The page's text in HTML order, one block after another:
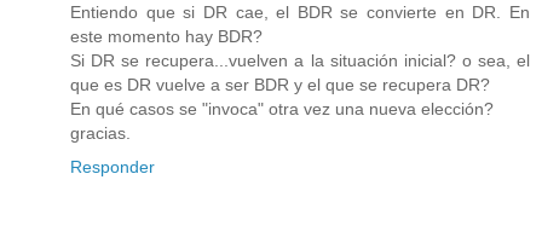
Entiendo que si DR cae, el BDR se convierte en DR. En
este momento hay BDR?
Si DR se recupera...vuelven a la situación inicial? o sea, el
que es DR vuelve a ser BDR y el que se recupera DR?
En qué casos se "invoca" otra vez una nueva elección?
gracias.
Responder